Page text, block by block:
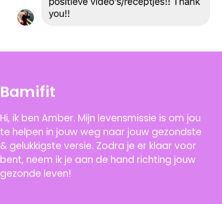
Bamifit
Hi, ik ben Amber. Mijn levensmissie is om jou
te helpen in jouw weg naar jouw gezondste
& gelukkigste versie. Zodra je er klaar voor
bent, neem ik je aan de hand richting jouw
gezonde leven!